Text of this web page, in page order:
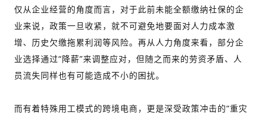
仅从企业经营的角度而言，对于此前未能全额缴纳社保的企
业来说，政策一旦收紧，就不可避免地要面对人力成本激
增、历史欠缴拖累利润等风险。再从人力角度来看，部分企
业选择通过“降薪”来调整应对，但随之而来的劳资矛盾、人
员流失同样也有可能造成不小的困扰。
而有着特殊用工模式的跨境电商，更是深受政策冲击的“重灾